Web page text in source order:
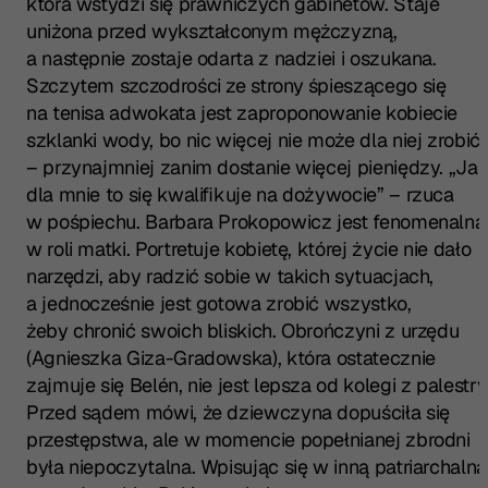
uniżona przed wykształconym mężczyzną,
a następnie zostaje odarta z nadziei i oszukana.
Szczytem szczodrości ze strony śpieszącego się
na tenisa adwokata jest zaproponowanie kobiecie
szklanki wody, bo nic więcej nie może dla niej zrobić
– przynajmniej zanim dostanie więcej pieniędzy.
dla mnie to się kwalifikuje na dożywocie” – rzuca
w pośpiechu. Barbara Prokopowicz jest fenomenalna
w roli matki. Portretuje kobietę, której życie nie dało
narzędzi, aby radzić sobie w takich sytuacjach,
a jednocześnie jest gotowa zrobić wszystko,
żeby chronić swoich bliskich. Obrończyni z urzędu
(Agnieszka Giza-Gradowska), która ostatecznie
zajmuje się Belén, nie jest lepsza od kolegi z
Przed sądem mówi, że dziewczyna dopuściła się
przestępstwa, ale w momencie popełnianej zbrodni
była niepoczytalna. Wpisując się w inną patriarchalną